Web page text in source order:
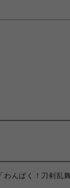
「わんぱく！刀剣乱